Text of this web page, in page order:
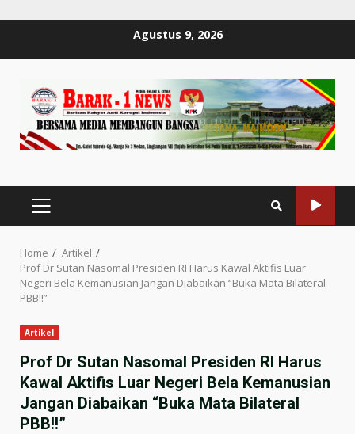
Agustus 9, 2026
PRIMARY
MENU
Home
Artikel
Prof Dr Sutan Nasomal Presiden RI Harus Kawal Aktifis Luar
Negeri Bela Kemanusian Jangan Diabaikan “Buka Mata Bilateral
PBB!!”
Artikel
Prof Dr Sutan Nasomal Presiden RI Harus
Kawal Aktifis Luar Negeri Bela Kemanusian
Jangan Diabaikan “Buka Mata Bilateral
PBB!!”